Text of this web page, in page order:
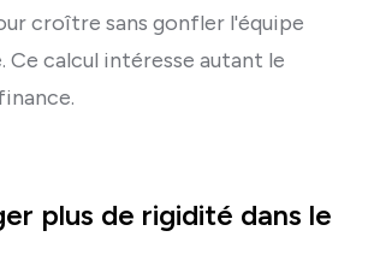
croître sans gonfler l'équipe
Ce calcul intéresse autant le
plus de rigidité dans le